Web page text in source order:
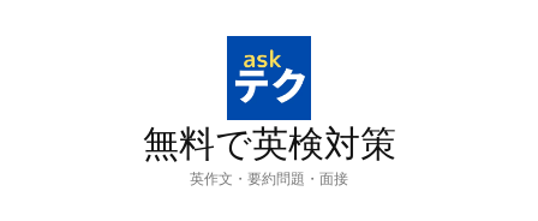
無料で英検対策
英作文・要約問題・面接